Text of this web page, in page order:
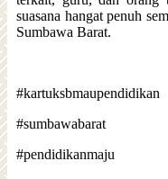
suasana hangat penuh
Sumbawa Barat.
#kartuksbmaupendidikan
#sumbawabarat
#pendidikanmaju